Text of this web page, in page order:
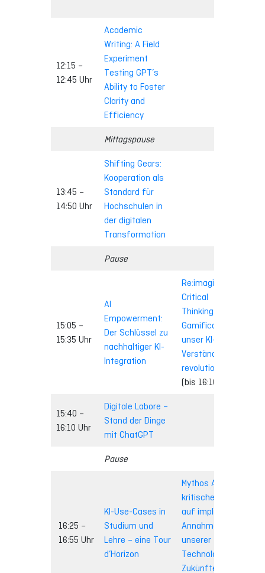
12:15 –
12:45 Uhr
Academic
Writing: A Field
Experiment
Testing GPT’s
Ability to Foster
Clarity and
Efficiency
Mittagspause
13:45 –
14:50 Uhr
Shifting Gears:
Kooperation als
Standard für
Hochschulen in
der digitalen
Transformation
Pause
15:05 –
15:35 Uhr
AI
Empowerment:
Der Schlüssel zu
nachhaltiger KI-
Integration
Re:imagine
Critical
Thinking: Wie
Gamification
unser KI-
Verständnis
revolutioniert?
(bis 16:10 Uhr)
15:40 –
16:10 Uhr
Digitale Labore –
Stand der Dinge
mit ChatGPT
Pause
16:25 –
16:55 Uhr
KI-Use-Cases in
Studium und
Lehre – eine Tour
d’Horizon
Mythos AI? Ein
kritischer Blick
auf implizite
Annahmen
unserer
Technologie-
Zukünfte